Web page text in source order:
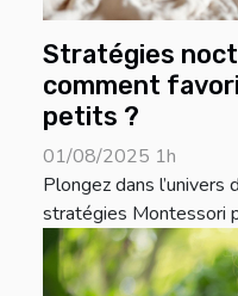
Stratégies
comment
petits ?
01/08/2025 1h
Plongez dans
stratégies Montessori